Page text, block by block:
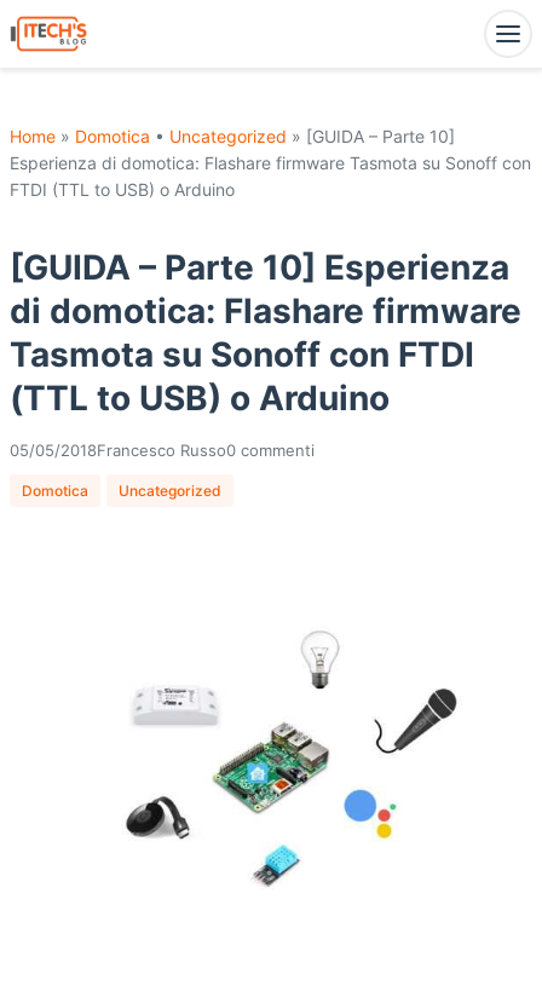
Home » Domotica • Uncategorized » [GUIDA – Parte 10]
Esperienza di domotica: Flashare firmware Tasmota su Sonoff con
FTDI (TTL to USB) o Arduino
[GUIDA – Parte 10] Esperienza
di domotica: Flashare firmware
Tasmota su Sonoff con FTDI
(TTL to USB) o Arduino
05/05/2018Francesco Russo0 commenti
Domotica Uncategorized